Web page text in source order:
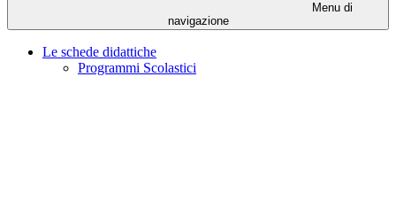
Menu di
navigazione
Le schede didattiche
Programmi Scolastici